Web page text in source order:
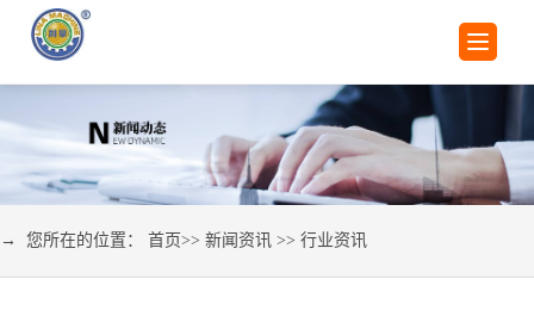
→ 您所在的位置： 首页>> 新闻资讯 >> 行业资讯